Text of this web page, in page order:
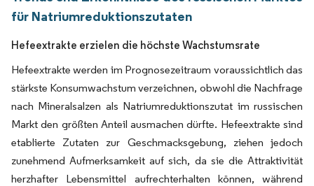
für Natriumreduktionszutaten
Hefeextrakte erzielen die höchste Wachstumsrate
Hefeextrakte werden im Prognosezeitraum voraussichtlich das
stärkste Konsumwachstum verzeichnen, obwohl die Nachfrage
nach Mineralsalzen als Natriumreduktionszutat im russischen
Markt den größten Anteil ausmachen dürfte. Hefeextrakte sind
etablierte Zutaten zur Geschmacksgebung, ziehen jedoch
zunehmend Aufmerksamkeit auf sich, da sie die Attraktivität
herzhafter Lebensmittel aufrechterhalten können, während